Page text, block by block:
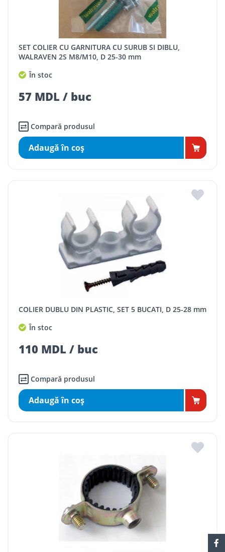
SET COLIER CU GARNITURA CU SURUB SI DIBLU,
WALRAVEN 2S M8/M10, D 25-30 mm
În stoc
57 MDL / buc
Compară produsul
Adaugă în coş
COLIER DUBLU DIN PLASTIC, SET 5 BUCATI, D 25-28 mm
În stoc
110 MDL / buc
Compară produsul
Adaugă în coş